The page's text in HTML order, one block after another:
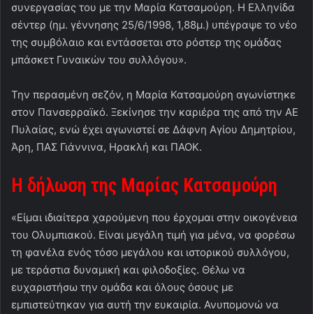
συνεργασίας του με την Μαρία Κατσαμούρη. Η Ελληνίδα
σέντερ (ημ. γέννησης 25/6/1998, 1,88μ.) υπέγραψε το νέο
της συμβόλαιο και εντάσσεται στο ρόστερ της ομάδας
μπάσκετ Γυναικών του συλλόγου».
Την περασμένη σεζόν, η Μαρία Κατσαμούρη αγωνίστηκε
στον Πανσερραϊκό. Ξεκίνησε την καριέρα της από την ΑΕ
Πυλαίας, ενώ έχει αγωνιστεί σε Δάφνη Αγίου Δημητρίου,
Άρη, ΠΑΣ Γιάννινα, Ηρακλή και ΠΑΟΚ.
Η δήλωση της Μαρίας Κατσαμούρη
«Είμαι ιδιαίτερα χαρούμενη που έρχομαι στην οικογένεια
του Ολυμπιακού. Είναι μεγάλη τιμή για μένα, να φορέσω
τη φανέλα ενός τόσο μεγάλου και ιστορικού συλλόγου,
με τεράστια δυναμική και φιλοδοξίες. Θέλω να
ευχαριστήσω την ομάδα και όλους όσους με
εμπιστεύτηκαν για αυτή την ευκαιρία. Ανυπομονώ να